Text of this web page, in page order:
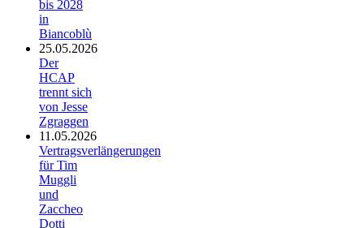
bis 2028
in
Biancoblù
25.05.2026
Der
HCAP
trennt sich
von Jesse
Zgraggen
11.05.2026
Vertragsverlängerungen
für Tim
Muggli
und
Zaccheo
Dotti